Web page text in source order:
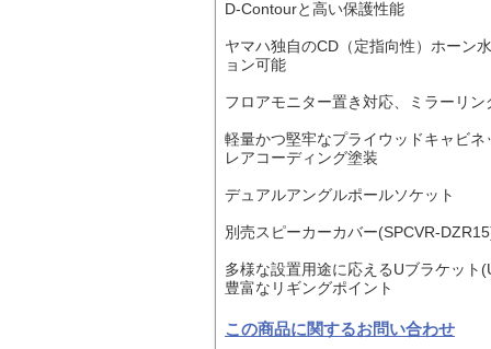
D-Contourと高い保護性能
ヤマハ独自のCD（定指向性）ホーン
ョン可能
フロアモニター置き対応、ミラーリン
軽量かつ堅牢なプライウッドキャビ
レアコーディング塗装
デュアルアングルポールソケット
別売スピーカーカバー(SPCVR-
多様な設置用途に応えるUブラケット
豊富なリギングポイント
この商品に関するお問い合わせ